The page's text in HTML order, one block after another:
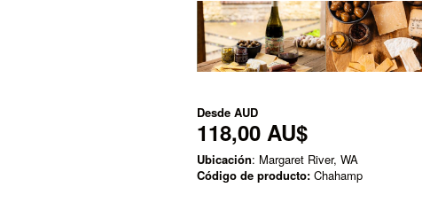
Desde AUD
118,00 AU$
Ubicación: Margaret River, WA
Código de producto: Chahamp